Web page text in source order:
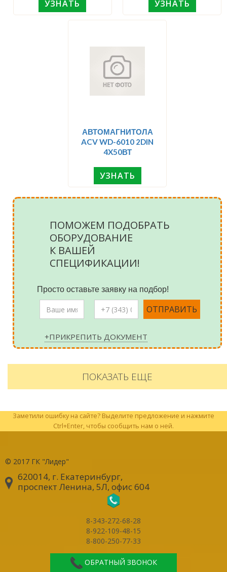
УЗНАТЬ УЗНАТЬ
АВТОМАГНИТОЛА
ACV WD-6010 2DIN
4X50ВТ
УЗНАТЬ
ПОМОЖЕМ ПОДОБРАТЬ
ОБОРУДОВАНИЕ
К ВАШЕЙ
СПЕЦИФИКАЦИИ!
Просто оставьте заявку на подбор!
+ПРИКРЕПИТЬ ДОКУМЕНТ
ПОКАЗАТЬ ЕЩЕ
Заметили ошибку на сайте? Выделите предложение и нажмите
Ctrl+Enter, чтобы сообщить нам о ней.
© 2017 ГК "Лидер"
620014, г. Екатеринбург,
проспект Ленина, 5Л, офис 604
8-343-272-68-28
8-922-109-48-15
8-800-250-77-33
ОБРАТНЫЙ ЗВОНОК